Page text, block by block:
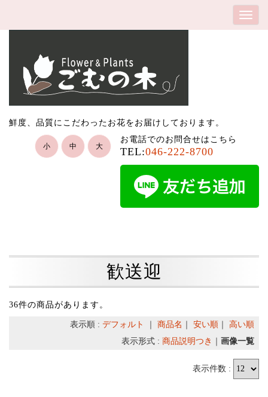
鮮度、品質にこだわったお花をお届けしております。
お電話でのお問合せはこちら
TEL:046-222-8700
小 中 大
歓送迎
36件の商品があります。
表示順 : デフォルト 商品名 安い順
高い順
表示形式 : 商品説明つき 画像一覧
表示件数 :